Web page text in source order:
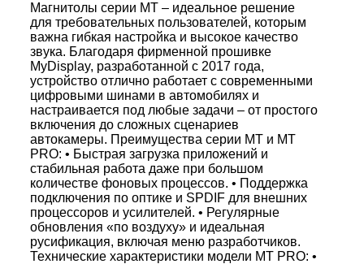
Магнитолы серии MT – идеальное решение
для требовательных пользователей, которым
важна гибкая настройка и высокое качество
звука. Благодаря фирменной прошивке
MyDisplay, разработанной с 2017 года,
устройство отлично работает с современными
цифровыми шинами в автомобилях и
настраивается под любые задачи – от простого
включения до сложных сценариев
автокамеры. Преимущества серии MT и MT
PRO: • Быстрая загрузка приложений и
стабильная работа даже при большом
количестве фоновых процессов. • Поддержка
подключения по оптике и SPDIF для внешних
процессоров и усилителей. • Регулярные
обновления «по воздуху» и идеальная
русификация, включая меню разработчиков.
Технические характеристики модели MT PRO: •